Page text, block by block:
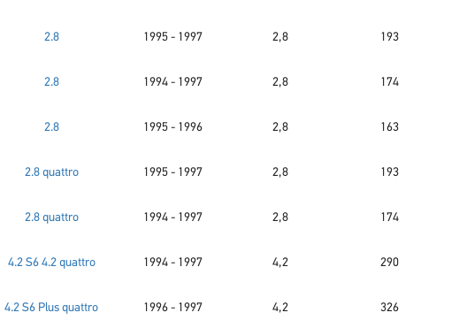
2.8 1995 - 1997 2,8 193
2.8 1994 - 1997 2,8 174
2.8 1995 - 1996 2,8 163
2.8 quattro 1995 - 1997 2,8 193
2.8 quattro 1994 - 1997 2,8 174
4.2 S6 4.2 quattro 1994 - 1997 4,2 290
4.2 S6 Plus quattro 1996 - 1997 4,2 326